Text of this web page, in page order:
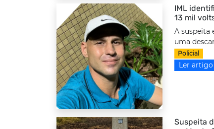
IML
13 mil
A suspeita
uma
Policial
Ler artigo
Suspeita